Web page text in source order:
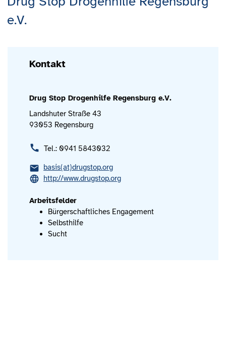
e.V.
Kontakt
Drug Stop Drogenhilfe Regensburg e.V.
Landshuter Straße 43
93053 Regensburg
Tel.: 0941 5843032
basis(at)drugstop.org
http://www.drugstop.org
Arbeitsfelder
Bürgerschaftliches Engagement
Selbsthilfe
Sucht